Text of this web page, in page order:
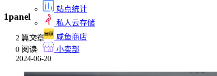
站点统计
私人云存储
咸鱼商店
小卖部
1panel
2 篇文章
0 阅读
2024-06-20